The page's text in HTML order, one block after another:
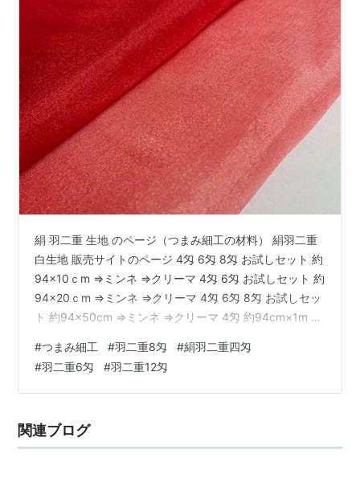
絹 羽二重 生地 のページ（つまみ細工の材料） 絹羽二重
白生地 販売サイトのページ 4匁 6匁 8匁 お試しセット 約
94×10ｃm ⇒ミンネ ⇒クリーマ 4匁 6匁 お試しセット 約
94×20ｃm ⇒ミンネ ⇒クリーマ 4匁 6匁 8匁 お試しセッ
ト 約94×50cm ⇒ミンネ ⇒クリーマ 4匁 約94cm×1m ⇒
羽二重 6匁 6匁 約94×25cm ⇒ミンネ ⇒クリーマ 6匁 約
94×50cm ⇒ミンネ ⇒クリーマ 6匁 約94cm×1m ⇒ミン
ネ ⇒クリーマ 6匁 約94cm×3m ⇒ミンネ ⇒クリーマ 羽
#つまみ細工 #羽二重8匁 #絹羽二重四匁
#羽二重6匁 #羽二重12匁
関連ブログ